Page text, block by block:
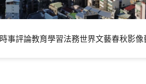
時事評論教育學習法務世界文藝春秋影像